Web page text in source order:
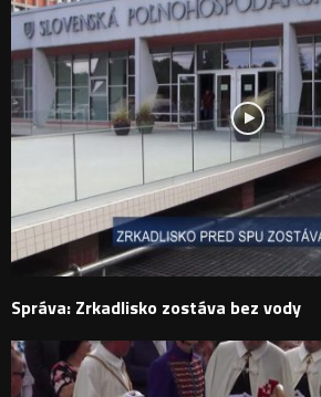
Správa: Zrkadlisko zostáva bez vody